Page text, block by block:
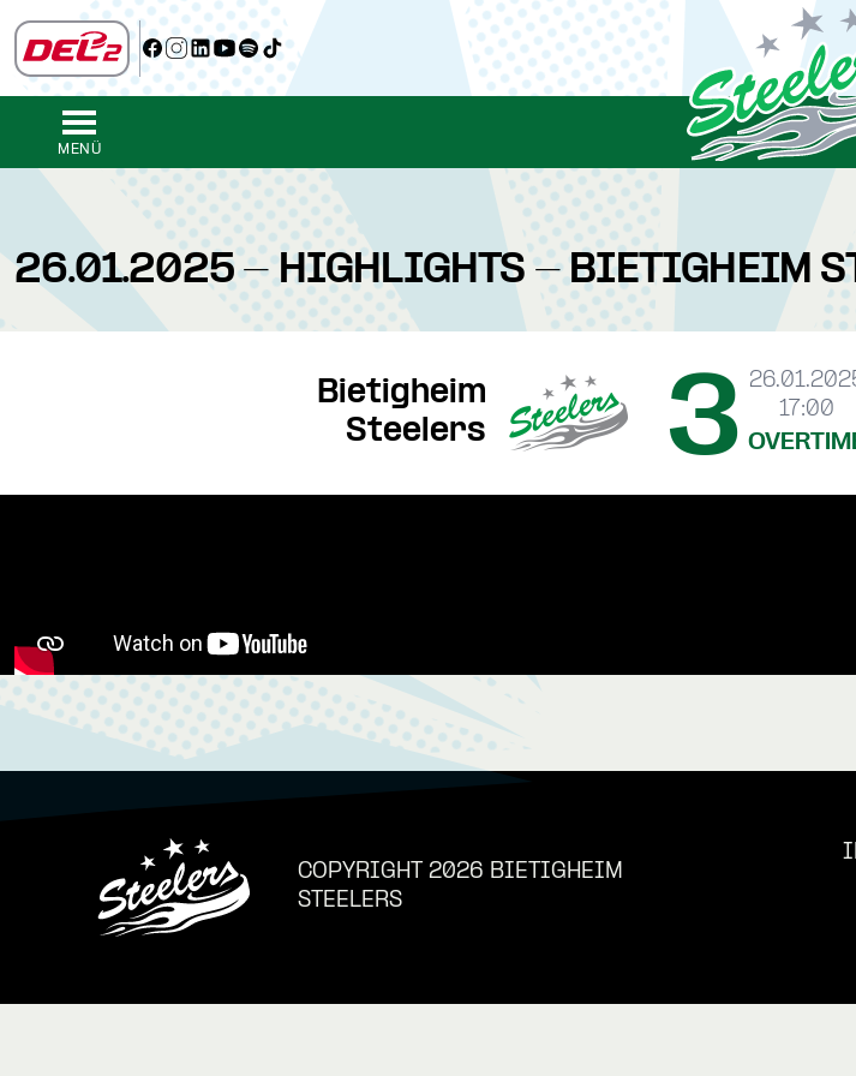
MENÜ
26.01.2025 - HIGHLIGHTS - BIETIGHEIM
Bietigheim
Steelers
3
17:00
COPYRIGHT 2026 BIETIGHEIM
STEELERS